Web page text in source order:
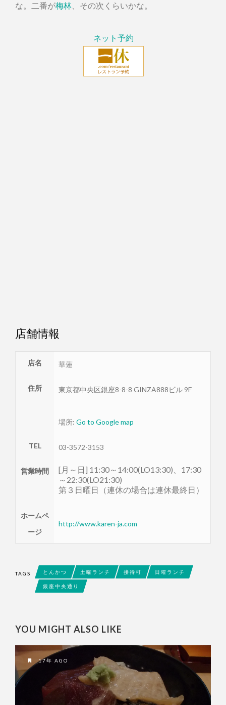
な。二番が梅林 、その次くらいかな。
ネット予約
店舗情報
店名 華蓮
住所 東京都中央区銀座8-8-8 GINZA888ビル 9F
場所: Go to Google map
TEL 03-3572-3153
営業時間
[月～日] 11:30～14:00(LO13:30)、17:30
～22:30(LO21:30)
第３日曜日（連休の場合は連休最終日）
ホームペ
ージ
http://www.karen-ja.com
TAGS とんかつ 土曜ランチ 接待可 日曜ランチ
銀座中央通り
YOU MIGHT ALSO LIKE
17年 AGO